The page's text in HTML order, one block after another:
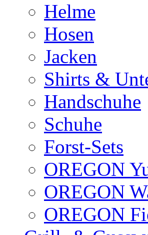
Helme
Hosen
Jacken
Shirts &
Handschuhe
Schuhe
Forst-Sets
OREGON
OREGON
OREGON